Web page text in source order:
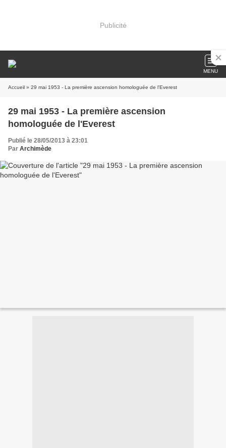
Publicité
MENU
Accueil » 29 mai 1953 - La première ascension homologuée de l'Everest
29 mai 1953 - La première ascension
homologuée de l'Everest
Publié le 28/05/2013 à 23:01
Par Archimède